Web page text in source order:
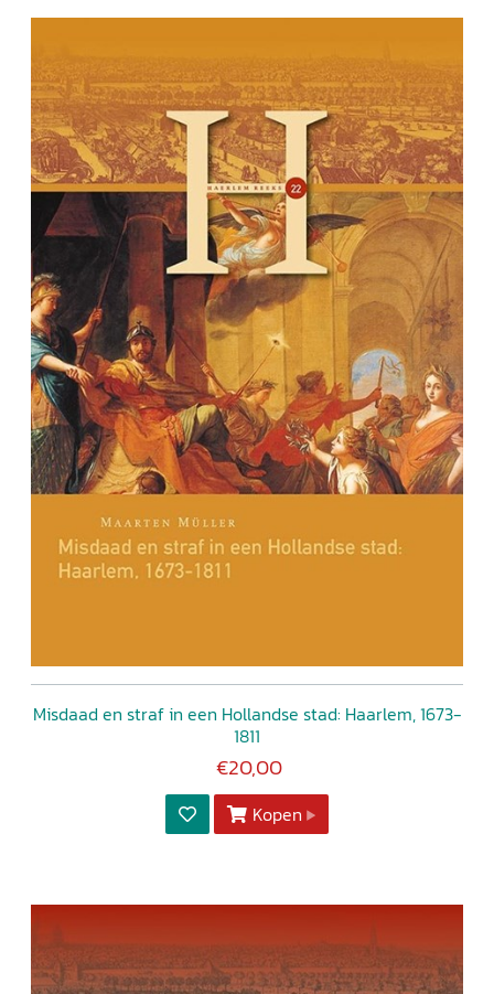
Misdaad en straf in een Hollandse stad: Haarlem, 1673-
1811
€20,00
Kopen